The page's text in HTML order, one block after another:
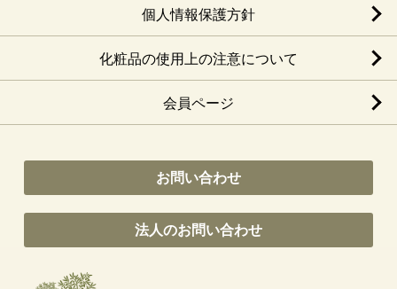
個人情報保護方針
化粧品の使用上の注意について
会員ページ
お問い合わせ
法人のお問い合わせ